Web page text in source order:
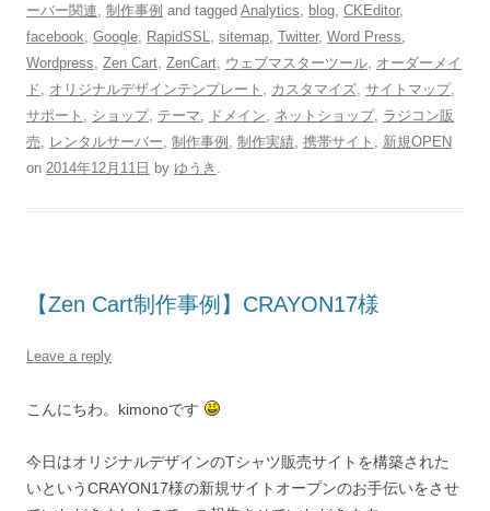
ーバー関連 制作事例 and tagged Analytics blog CKEditor,
facebook Google RapidSSL sitemap Twitter, Word Press
Wordpress Zen Cart ZenCart ウェブマスターツール オーダーメイ
ド
オリジナルデザインテンプレート カスタマイズ サイトマップ,
サポート
ショップ, テーマ ドメイン ネットショップ, ラジコン販
売
レンタルサーバー 制作事例 制作実績 携帯サイト
新規OPEN
on 2014年12月11日 by ゆうき
【Zen Cart制作事例】CRAYON17様
Leave a reply
こんにちわ。kimonoです
今日はオリジナルデザインのTシャツ販売サイトを構築された
いというCRAYON17様の新規サイトオープンのお手伝いをさせ